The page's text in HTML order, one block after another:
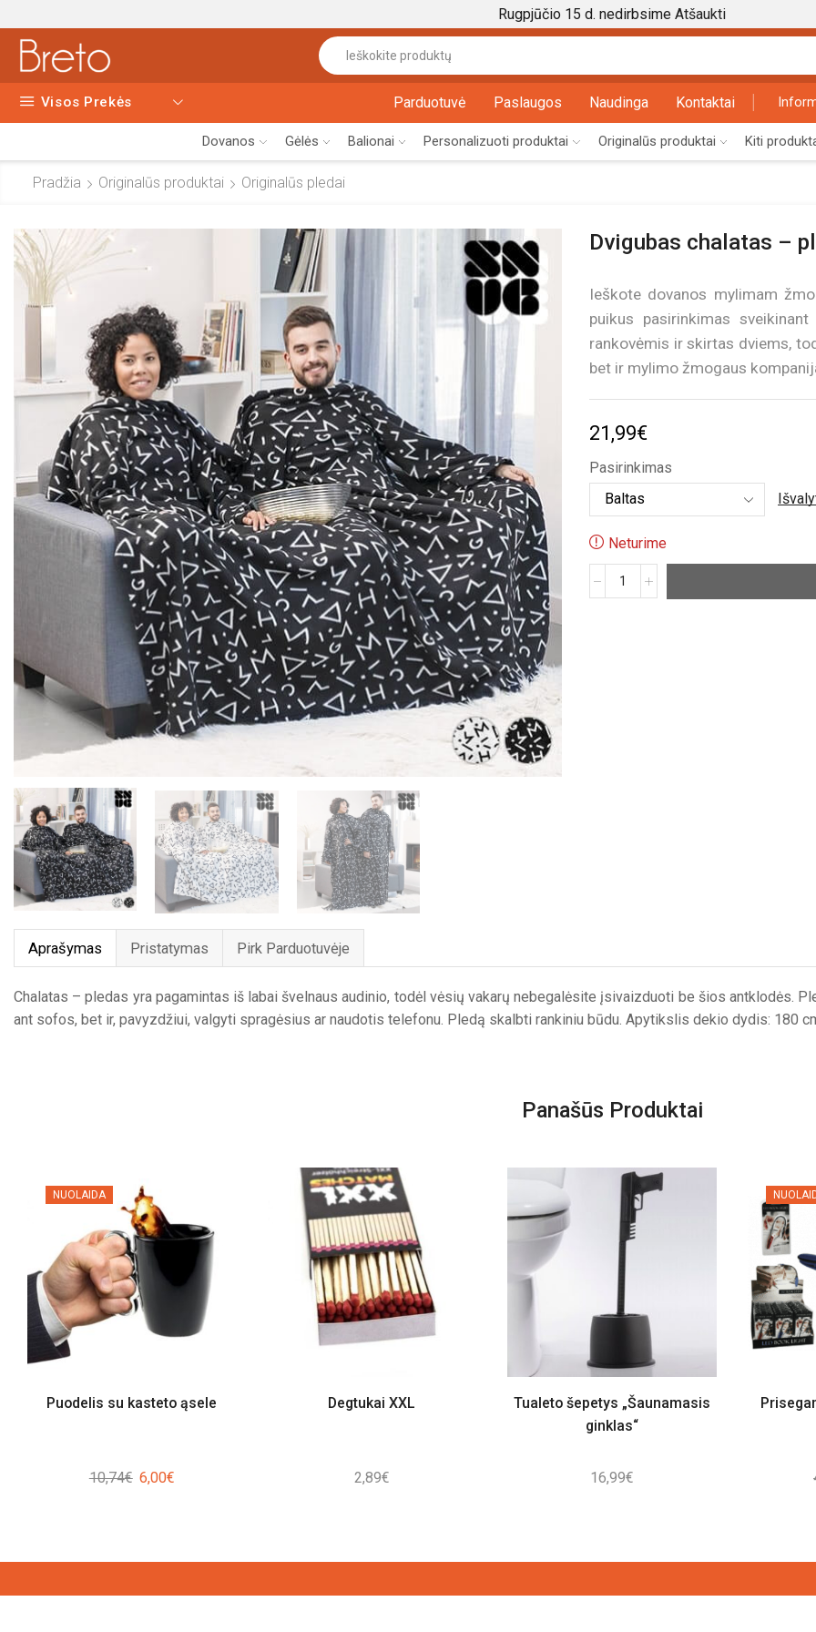
Rugpjūčio 15 d. nedirbsime Atšaukti
input
Visos Prekės Parduotuvė Paslaugos Naudinga Kontaktai
Dovanos Gėlės Balionai Personalizuoti produktai Originalūs produktai Kiti
Pradžia Originalūs produktai Originalūs pledai
Dvigubas chalatas –
Ieškote dovanos mylimam
puikus pasirinkimas
rankovėmis ir skirtas dviems,
bet ir mylimo žmogaus
21,99€
Pasirinkimas
Neturime
produkto
Aprašymas Pristatymas Pirk Parduotuvėje
Chalatas – pledas yra pagamintas iš labai švelnaus audinio, todėl vėsių vakarų nebegalėsite įsivaizduoti be šios antklodės.
ant sofos, bet ir, pavyzdžiui, valgyti spragėsius ar naudotis telefonu. Pledą skalbti rankiniu būdu. Apytikslis dekio dydis: 180
Panašūs Produktai
NUOLAIDA
Puodelis su kasteto ąsele
10,74€ Original
6,00€Current
Degtukai XXL
2,89€
Tualeto šepetys „Šaunamasis
ginklas“
16,99€